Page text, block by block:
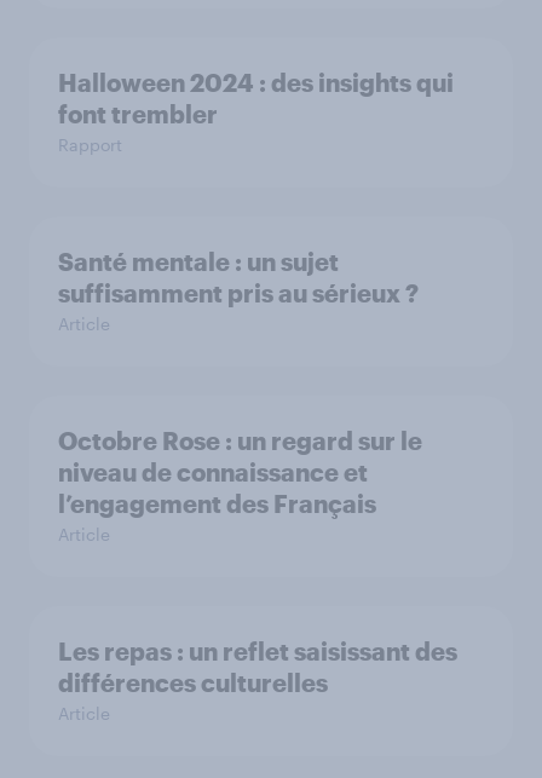
Halloween 2024 : des insights qui
font trembler
Rapport
Santé mentale : un sujet
suffisamment pris au sérieux ?
Article
Octobre Rose : un regard sur le
niveau de connaissance et
l’engagement des Français
Article
Les repas : un reflet saisissant des
différences culturelles
Article